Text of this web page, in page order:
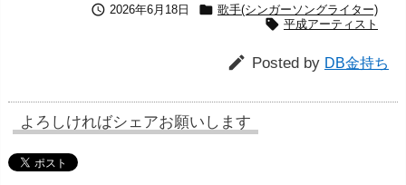
 2026年6月18日  歌手(シンガーソングライター)
 平成アーティスト
 Posted by DB金持ち
よろしければシェアお願いします